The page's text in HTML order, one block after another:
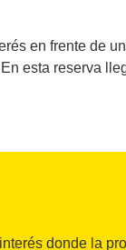
en frente de
esta reserva
donde la